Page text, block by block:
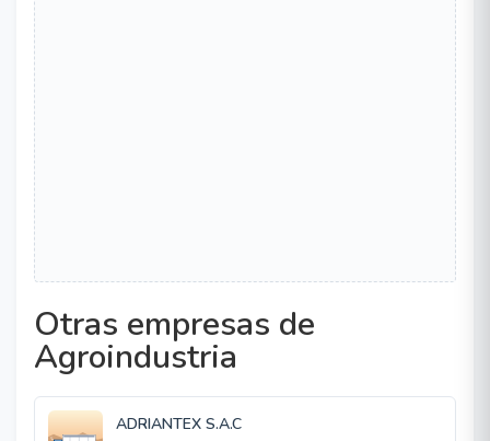
Otras empresas de
Agroindustria
ADRIANTEX S.A.C